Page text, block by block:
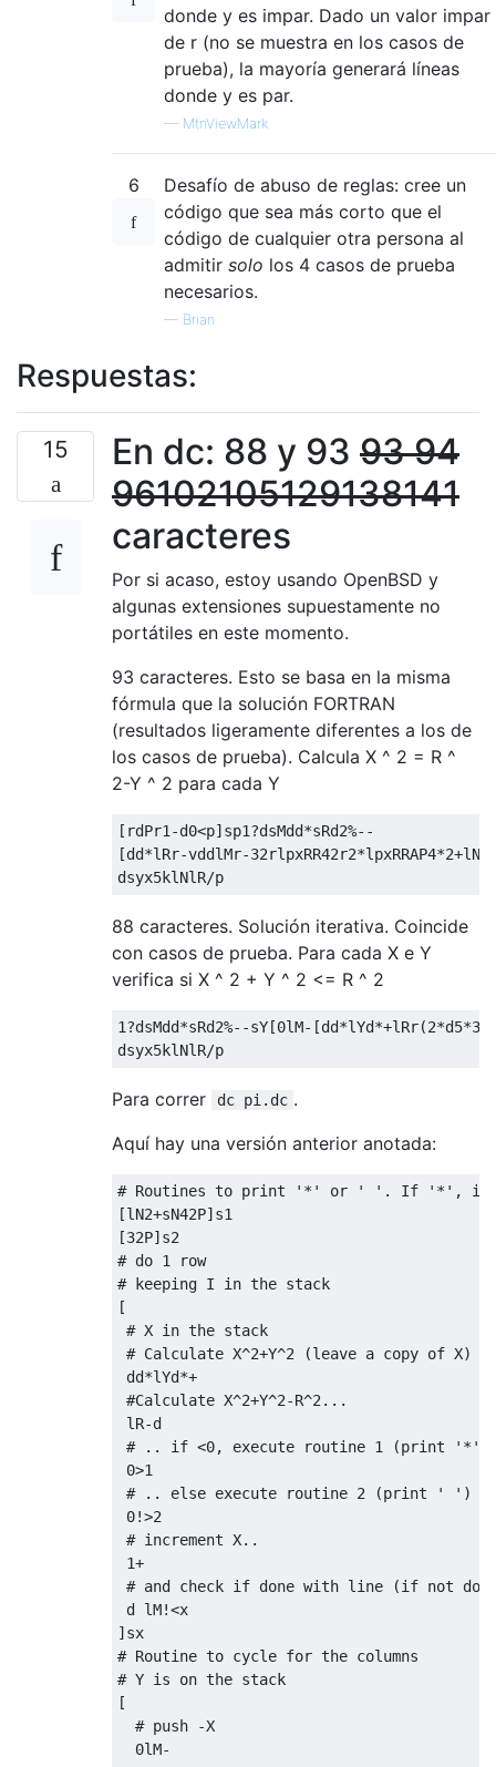
donde y es impar. Dado un valor impar
de r (no se muestra en los casos de
prueba), la mayoría generará líneas
donde y es par.
— MtnViewMark
6
Desafío de abuso de reglas: cree un
código que sea más corto que el
código de cualquier otra persona al
admitir solo los 4 casos de prueba
necesarios.
— Brian
Respuestas:
15 En dc: 88 y 93 93 94
96102105129138141
caracteres
Por si acaso, estoy usando OpenBSD y
algunas extensiones supuestamente no
portátiles en este momento.
93 caracteres. Esto se basa en la misma
fórmula que la solución FORTRAN
(resultados ligeramente diferentes a los de
los casos de prueba). Calcula X ^ 2 = R ^
2-Y ^ 2 para cada Y
[rdPr1-d0<p]sp1?dsMdd*sRd2%--
[dd*lRr-vddlMr-
88 caracteres. Solución iterativa. Coincide
con casos de prueba. Para cada X e Y
verifica si X ^ 2 + Y ^ 2 <= R ^ 2
1?dsMdd*sRd2%--sY[0lM-
Para correr dc pi.dc .
Aquí hay una versión anterior anotada:
# Routines to print '*' or ' '. If '*',
[lN2+sN42P]s1
[32P]s2
# do 1 row
# keeping I in the stack
[
# X in the stack
# Calculate X^2+Y^2 (leave a copy of X)
dd*lYd*+
#Calculate X^2+Y^2-R^2...
lR-d
# .. if <0, execute routine 1 (print '*')
0>1
# .. else execute routine 2 (print ' ')
0!>2
# increment X..
1+
# and check if done with line (if not
d lM!<x
]sx
# Routine to cycle for the columns
# Y is on the stack
[
  # push -X
  0lM-